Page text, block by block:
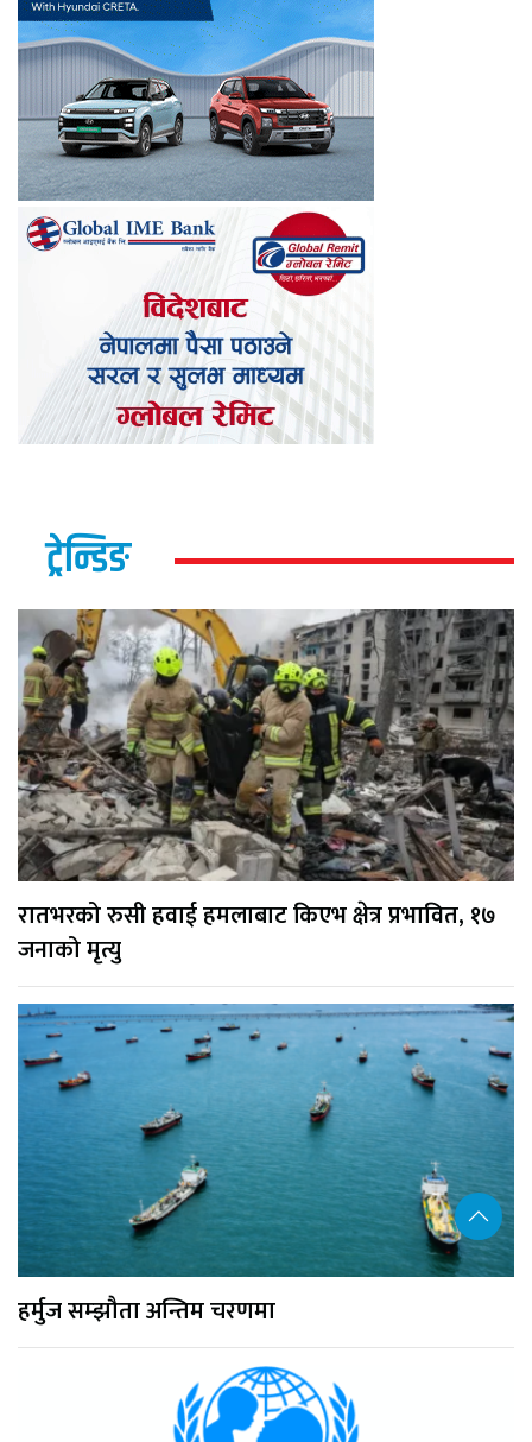
ट्रेन्डिङ
रातभरको रुसी हवाई हमलाबाट किएभ क्षेत्र प्रभावित, १७
जनाको मृत्यु
हर्मुज सम्झौता अन्तिम चरणमा